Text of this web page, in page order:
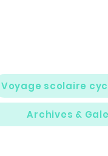
Voyage scolaire
Archives &